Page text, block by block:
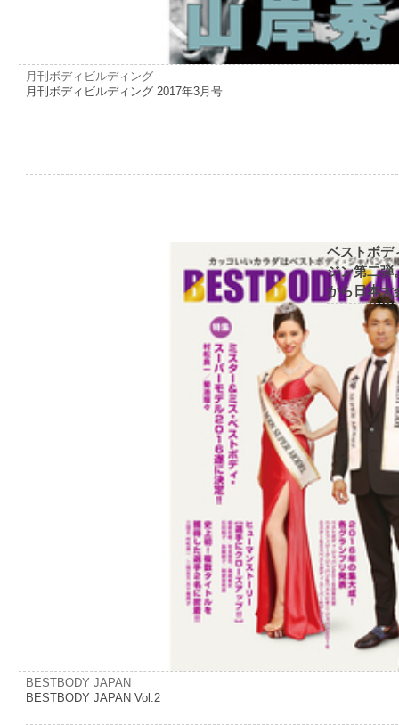
月刊ボディビルディング
月刊ボディビルディング 2017年3月号
ベストボデ
ジン第二弾
から日本大
BESTBODY JAPAN
BESTBODY JAPAN Vol.2